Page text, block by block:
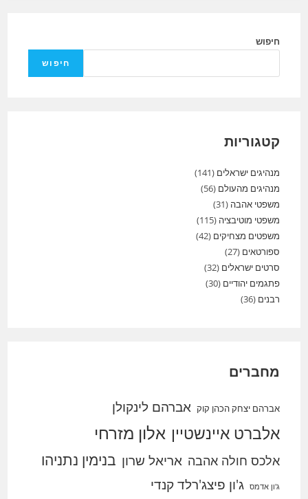
חיפוש
חיפוש
קטגוריות
מנהיגים ישראלים (141)
מנהיגים מהעולם (56)
משפטי אהבה (31)
משפטי מוטיבציה (115)
משפטים מצחיקים (42)
ספורטאים (27)
סרטים ישראלים (32)
פתגמים יהודיים (30)
רבנים (36)
מחברים
אברהם יצחק הכהן קוק אברהם לינקולן
אלברט איינשטיין אלון מזרחי
אלכס חולה אהבה אריאל שרון בנימין נתניהו
ג'ון אדמס ג'ון פיצג'רלד קנדי